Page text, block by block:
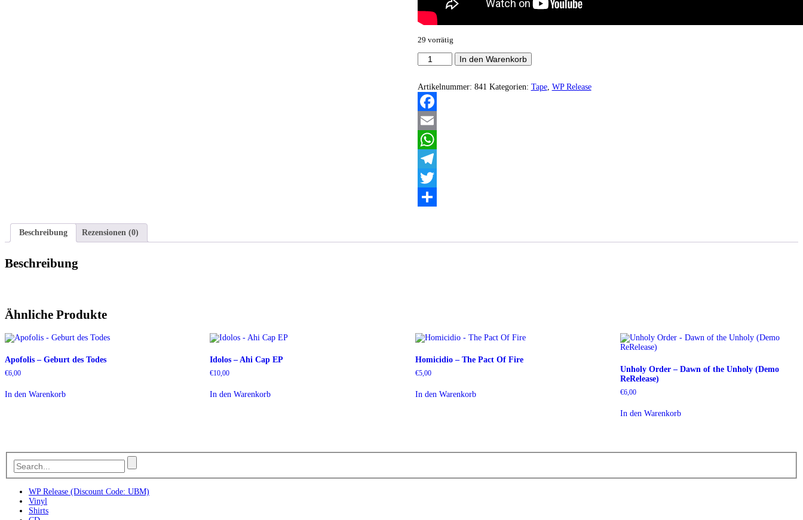
29 vorrätig
Iratus
Nebula
Natur
und
Seele
Menge
In den Warenkorb
Artikelnummer: 841 Kategorien: Tape, WP Release
Facebook
Email
WhatsApp
Telegram
Twitter
Beschreibung
Rezensionen (0)
Beschreibung
Ähnliche Produkte
Apofolis – Geburt des Todes
€6,00
In den Warenkorb
Idolos – Ahi Cap EP
€10,00
In den Warenkorb
Homicidio – The Pact Of Fire
€5,00
In den Warenkorb
Unholy Order – Dawn of the Unholy (Demo
ReRelease)
€6,00
In den Warenkorb
WP Release (Discount Code: UBM)
Vinyl
Shirts